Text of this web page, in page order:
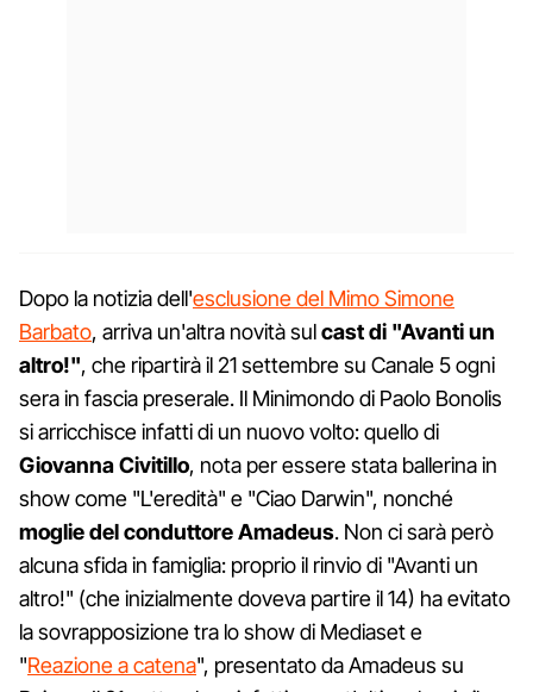
Dopo la notizia dell'esclusione del Mimo Simone
Barbato, arriva un'altra novità sulcast di "Avanti un
altro!", che ripartirà il 21 settembre su Canale 5 ogni
sera in fascia preserale. Il Minimondo di Paolo Bonolis
si arricchisce infatti di un nuovo volto: quello di
Giovanna Civitillo, nota per essere stata ballerina in
show come "L'eredità" e "Ciao Darwin", nonché
moglie del conduttore Amadeus. Non ci sarà però
alcuna sfida in famiglia: proprio il rinvio di "Avanti un
altro!" (che inizialmente doveva partire il 14) ha evitato
la sovrapposizione tra lo show di Mediaset e
"Reazione a catena", presentato da Amadeus su